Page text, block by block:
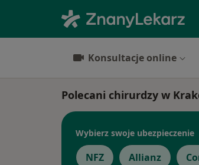
Konsultacje online
Polecani chirurdzy w
Wybierz swoje ubezpieczenie
NFZ Allianz